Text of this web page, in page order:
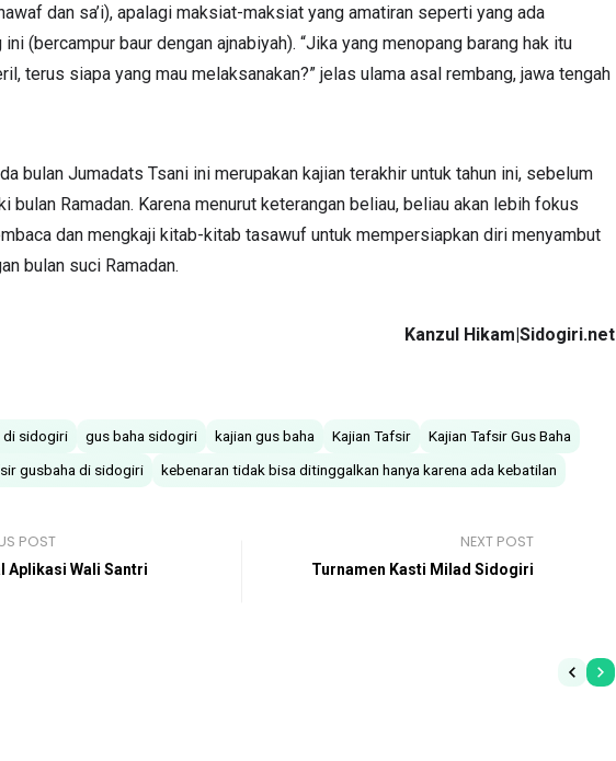
dan sa’i), apalagi maksiat-maksiat yang amatiran seperti yang ada
ini (bercampur baur dengan ajnabiyah). “Jika yang menopang barang hak itu
terus siapa yang mau melaksanakan?” jelas ulama asal rembang, jawa tengah
bulan Jumadats Tsani ini merupakan kajian terakhir untuk tahun ini, sebelum
bulan Ramadan. Karena menurut keterangan beliau, beliau akan lebih fokus
dan mengkaji kitab-kitab tasawuf untuk mempersiapkan diri menyambut
bulan suci Ramadan.
Kanzul Hikam|Sidogiri.net
di sidogiri gus baha sidogiri kajian gus baha Kajian Tafsir
Kajian Tafsir Gus Baha
gusbaha di sidogiri
kebenaran tidak bisa ditinggalkan hanya karena ada kebatilan
POST
Aplikasi Wali Santri
NEXT POST
Turnamen Kasti Milad Sidogiri